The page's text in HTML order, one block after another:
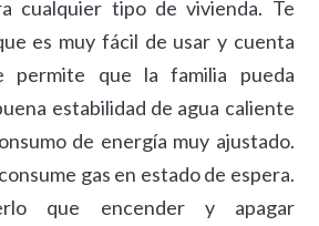
cualquier tipo de vivienda. Te
es muy fácil de usar y cuenta
permite que la familia pueda
estabilidad de agua caliente
de energía muy ajustado.
gas en estado de espera.
que encender y apagar